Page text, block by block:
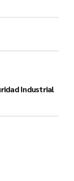
Industrial